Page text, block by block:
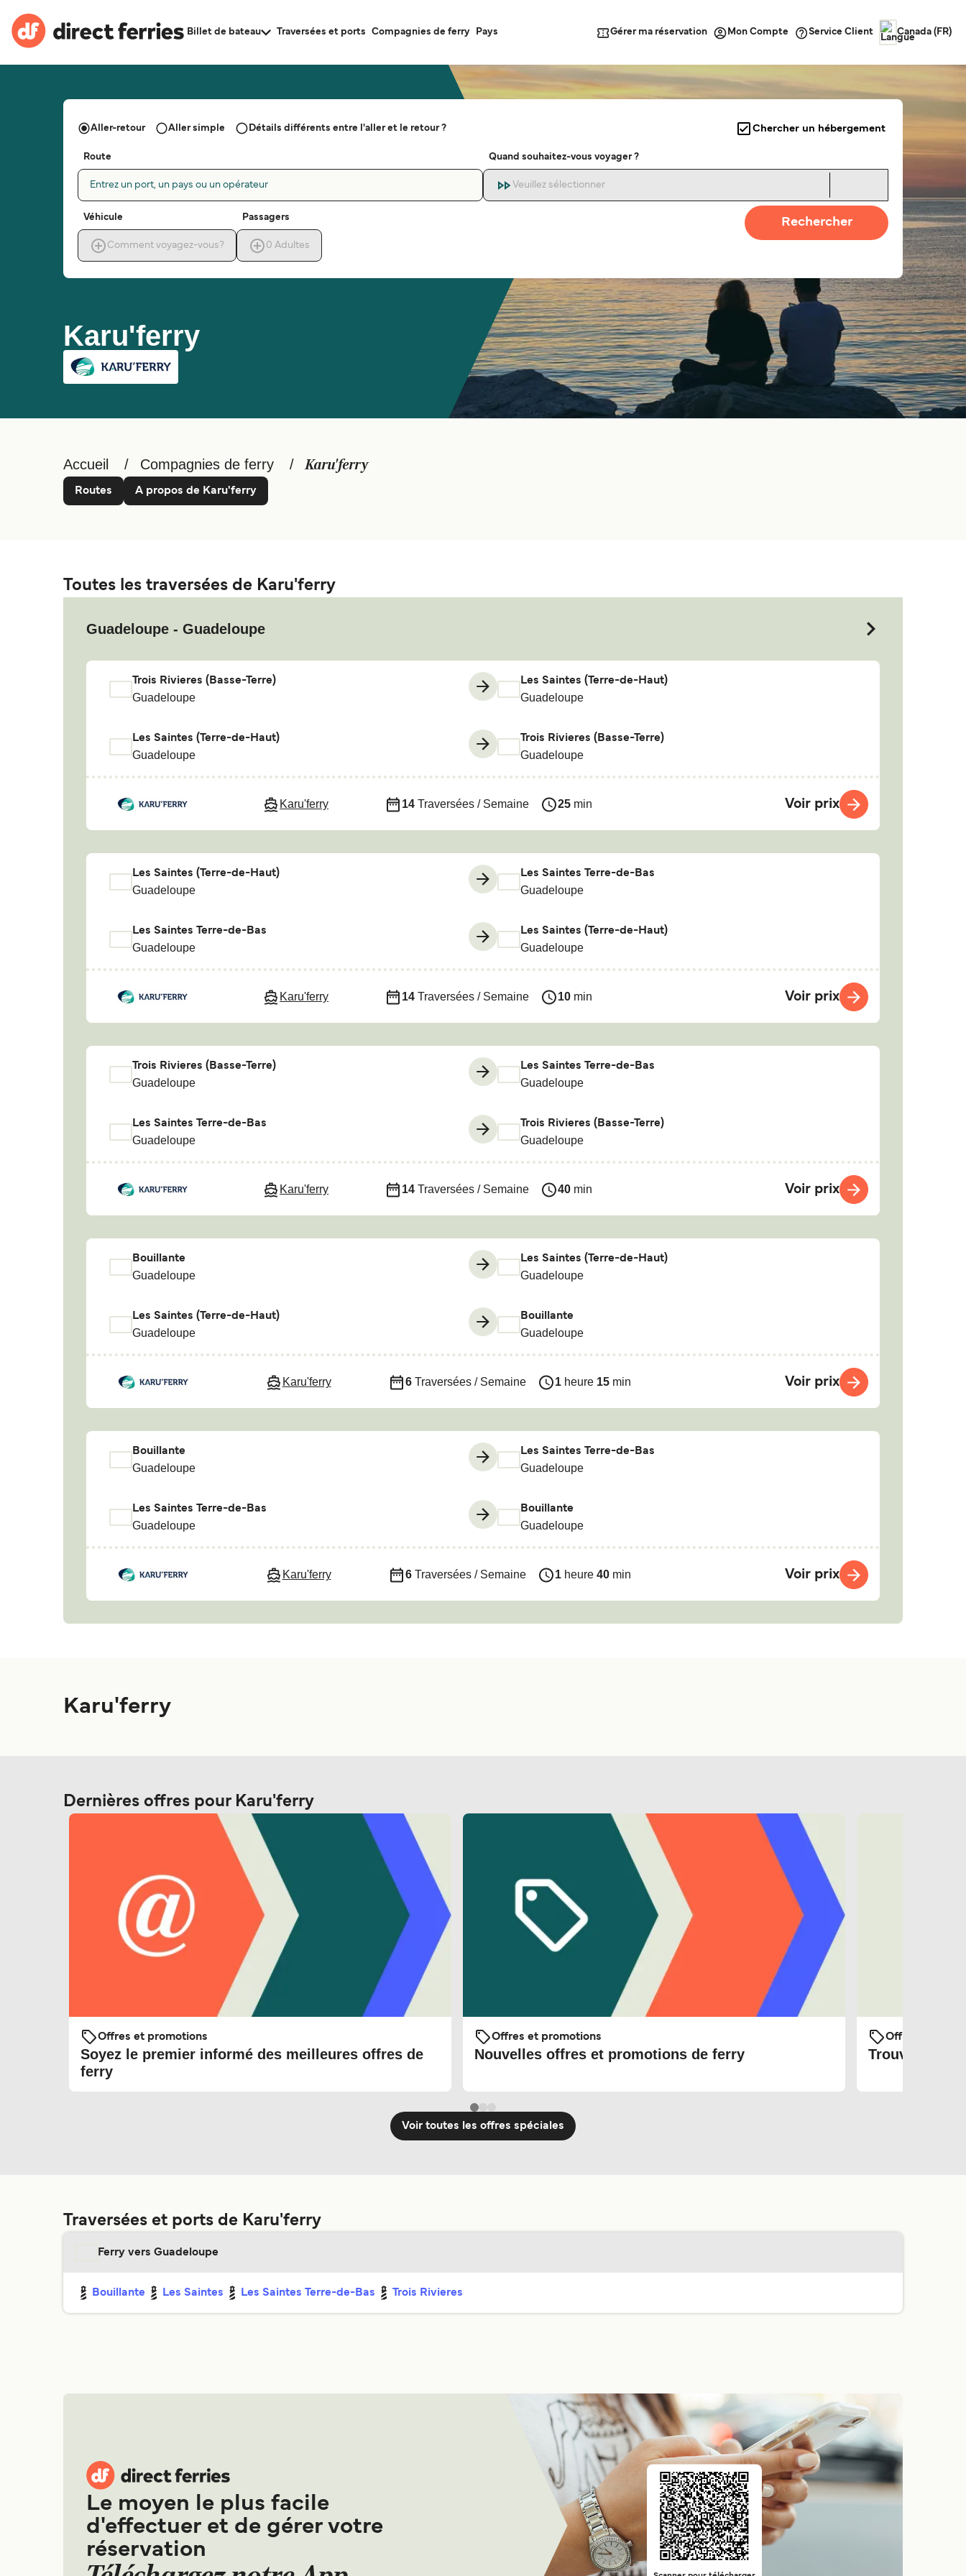
Billet de bateau Traversées et ports Compagnies de ferry Pays Gérer ma réservation Mon Compte Service Client Canada (FR)
Karu'ferry
Aller-retour Aller simple Détails différents entre l'aller et le retour ? Chercher un hébergement
Route
Entrez un port, un pays ou un opérateur
Quand souhaitez-vous voyager ?
Veuillez sélectionner
Véhicule
Comment voyagez-vous?
Passagers
0 Adultes
Rechercher
Accueil Compagnies de ferry Karu'ferry
Routes A propos de Karu'ferry
Toutes les traversées de Karu'ferry
Guadeloupe - Guadeloupe
Trois Rivieres (Basse-Terre)
Guadeloupe
Les Saintes (Terre-de-Haut)
Guadeloupe
Les Saintes (Terre-de-Haut)
Guadeloupe
Trois Rivieres (Basse-Terre)
Guadeloupe
Karu'ferry 14 Traversées / Semaine 25 min Voir prix
Les Saintes (Terre-de-Haut)
Guadeloupe
Les Saintes Terre-de-Bas
Guadeloupe
Les Saintes Terre-de-Bas
Guadeloupe
Les Saintes (Terre-de-Haut)
Guadeloupe
Karu'ferry 14 Traversées / Semaine 10 min Voir prix
Trois Rivieres (Basse-Terre)
Guadeloupe
Les Saintes Terre-de-Bas
Guadeloupe
Les Saintes Terre-de-Bas
Guadeloupe
Trois Rivieres (Basse-Terre)
Guadeloupe
Karu'ferry 14 Traversées / Semaine 40 min Voir prix
Bouillante
Guadeloupe
Les Saintes (Terre-de-Haut)
Guadeloupe
Les Saintes (Terre-de-Haut)
Guadeloupe
Bouillante
Guadeloupe
Karu'ferry 6Traversées / Semaine 1heure 15min Voir prix
Bouillante
Guadeloupe
Les Saintes Terre-de-Bas
Guadeloupe
Les Saintes Terre-de-Bas
Guadeloupe
Bouillante
Guadeloupe
Karu'ferry 6Traversées / Semaine 1heure 40min Voir prix
Karu'ferry
Dernières offres pour Karu'ferry
Offres et promotions
Soyez le premier informé des meilleures offres de
ferry
Offres et promotions
Nouvelles offres et promotions de ferry
Offres et
Trouvez les
Voir toutes les offres spéciales
Traversées et ports de Karu'ferry
Ferry vers Guadeloupe
Bouillante Les Saintes Les Saintes Terre-de-Bas Trois Rivieres
Le moyen le plus facile
d'effectuer et de gérer votre
réservation